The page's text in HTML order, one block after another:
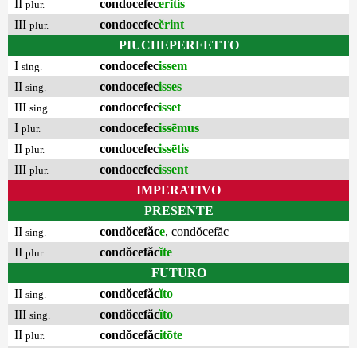
plur. condocefecerĭtis
III plur. condocefecĕrint
PIUCHEPERFETTO
I sing. condocefecissem
II sing. condocefecisses
III sing. condocefecisset
I plur. condocefecissēmus
II plur. condocefecissētis
III plur. condocefecissent
IMPERATIVO
PRESENTE
II sing. condŏcefăce, condŏcefăc
II plur. condŏcefăcĭte
FUTURO
II sing. condŏcefăcĭto
III sing. condŏcefăcĭto
II plur. condŏcefăcitōte